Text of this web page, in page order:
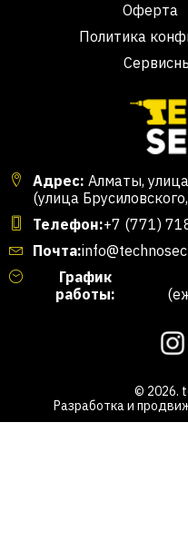
Оферта
Политика
Адрес: Алматы,
(улица
Телефон:+7 (771)
Почта:
График
работы:
© 2026.
Разработка и